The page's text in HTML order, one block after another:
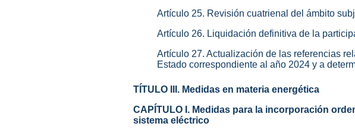
Artículo 25. Revisión cuatrienal del ámbito
Artículo 26. Liquidación definitiva de la
Artículo 27. Actualización de las referencias
Estado correspondiente al año 2024 y a
TÍTULO III. Medidas en materia energética
CAPÍTULO I. Medidas para la incorporación
sistema eléctrico